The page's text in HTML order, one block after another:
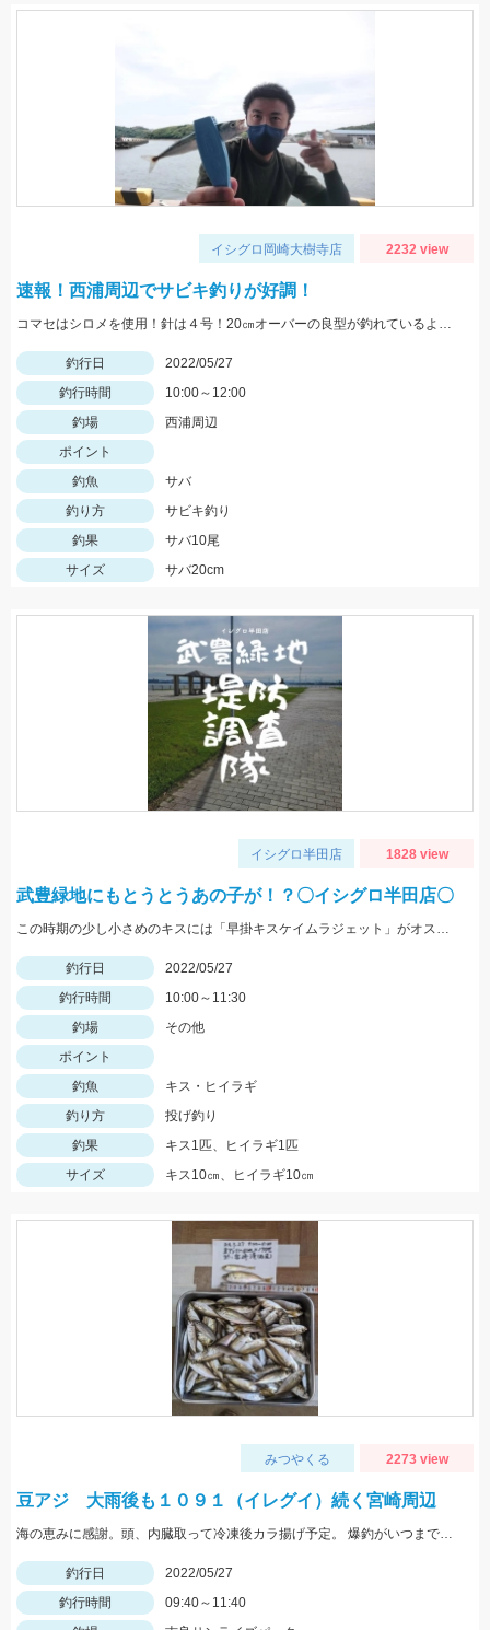
イシグロ岡崎大樹寺店 2232 view
速報！西浦周辺でサビキ釣りが好調！
コマセはシロメを使用！針は４号！20㎝オーバーの良型が釣れているようです！
釣行日
2022/05/27
釣行時間
10:00～12:00
釣場
西浦周辺
ポイント
釣魚
サバ
釣り方
サビキ釣り
釣果
サバ10尾
サイズ
サバ20cm
イシグロ半田店 1828 view
武豊緑地にもとうとうあの子が！？〇イシグロ半田店〇
この時期の少し小さめのキスには「早掛キスケイムラジェット」がオススメ！ 武豊緑地でも小型ですがキスが釣れ始めました！皆さんも是非、チャレンジしてみてください！！
釣行日
2022/05/27
釣行時間
10:00～11:30
釣場
その他
ポイント
釣魚
キス・ヒイラギ
釣り方
投げ釣り
釣果
キス1匹、ヒイラギ1匹
サイズ
キス10㎝、ヒイラギ10㎝
みつやくる 2273 view
豆アジ 大雨後も１０９１（イレグイ）続く宮崎周辺
海の恵みに感謝。頭、内臓取って冷凍後カラ揚げ予定。 爆釣がいつまで続くか見守りたい。
釣行日
2022/05/27
釣行時間
09:40～11:40